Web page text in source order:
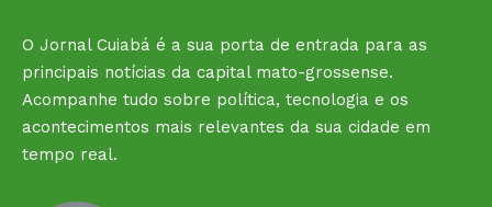
O Jornal Cuiabá é a sua porta de entrada para as
principais notícias da capital mato-grossense.
Acompanhe tudo sobre política, tecnologia e os
acontecimentos mais relevantes da sua cidade em
tempo real.